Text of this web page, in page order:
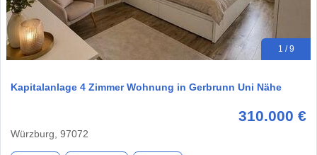
1 / 9
Kapitalanlage 4 Zimmer Wohnung in Gerbrunn Uni Nähe
310.000 €
Würzburg, 97072